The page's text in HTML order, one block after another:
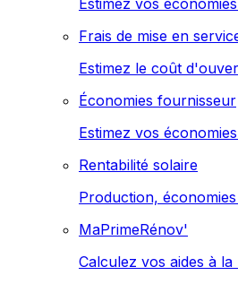
Estimez vos
Frais de mise en
Estimez le coût
Économies fournisseur
Estimez vos
Rentabilité solaire
Production,
MaPrimeRénov'
Calculez vos aides à